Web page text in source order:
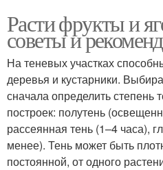
Расти фрукты и
советы и
На теневых участках
деревья и кустарники.
сначала определить степень
построек: полутень
рассеянная тень (1–4 часа),
менее). Тень может быть
постоянной, от одного